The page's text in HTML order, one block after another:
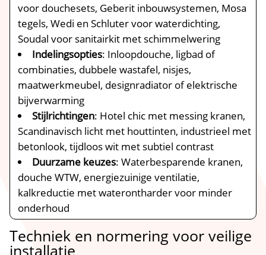
voor douchesets, Geberit inbouwsystemen, Mosa
tegels, Wedi en Schluter voor waterdichting,
Soudal voor sanitairkit met schimmelwering
Indelingsopties: Inloopdouche, ligbad of
combinaties, dubbele wastafel, nisjes,
maatwerkmeubel, designradiator of elektrische
bijverwarming
Stijlrichtingen: Hotel chic met messing kranen,
Scandinavisch licht met houttinten, industrieel met
betonlook, tijdloos wit met subtiel contrast
Duurzame keuzes: Waterbesparende kranen,
douche WTW, energiezuinige ventilatie,
kalkreductie met waterontharder voor minder
onderhoud
Techniek en normering voor veilige
installatie